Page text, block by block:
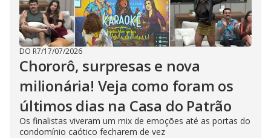
DO R7/17/07/2026
Chororô, surpresas e nova
milionária! Veja como foram os
últimos dias na Casa do Patrão
Os finalistas viveram um mix de emoções até as portas do
condomínio caótico fecharem de vez